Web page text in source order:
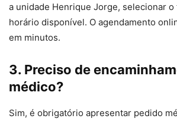
a unidade Henrique Jorge, selecionar o
horário disponível. O agendamento
em minutos.
3. Preciso de
médico?
Sim, é obrigatório apresentar pedido